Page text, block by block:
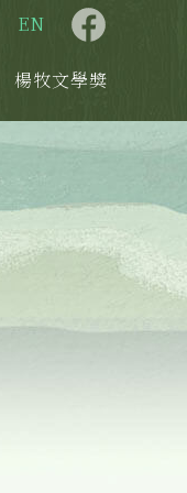
EN
楊牧文學獎